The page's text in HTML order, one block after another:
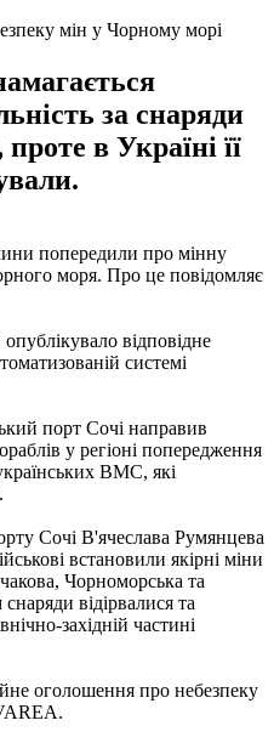
мін у Чорному морі
за снаряди
в Україні її
попередили про мінну
моря. Про це повідомляє
відповідне
системі
порт Сочі направив
у регіоні попередження
ВМС, які
Сочі В'ячеслава Румянцева
встановили якірні міни
Чорноморська та
відірвалися та
західній частині
оголошення про небезпеку